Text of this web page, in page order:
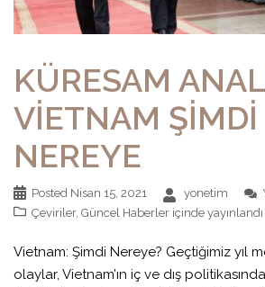
KÜRESAM
VİETNAM ŞİMDİ
NEREYE
Posted Nisan 15, 2021 yonetim
Çeviriler, Güncel Haberler içinde yayınlandı
Vietnam: Şimdi Nereye? Geçtiğimiz yıl
olaylar, Vietnam’ın iç ve dış